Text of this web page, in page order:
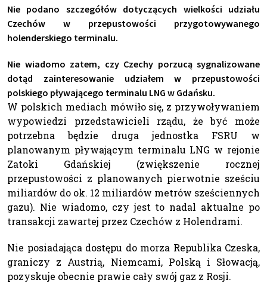
Nie podano szczegółów dotyczących wielkości udziału
Czechów w przepustowości przygotowywanego
holenderskiego terminalu.
Nie wiadomo zatem, czy Czechy porzucą sygnalizowane
dotąd zainteresowanie udziałem w przepustowości
polskiego pływającego terminalu LNG w Gdańsku.
W polskich mediach mówiło się, z przywoływaniem
wypowiedzi przedstawicieli rządu, że być może
potrzebna będzie druga jednostka FSRU w
planowanym pływającym terminalu LNG w rejonie
Zatoki Gdańskiej (zwiększenie rocznej
przepustowości z planowanych pierwotnie sześciu
miliardów do ok. 12 miliardów metrów sześciennych
gazu). Nie wiadomo, czy jest to nadal aktualne po
transakcji zawartej przez Czechów z Holendrami.
Nie posiadająca dostępu do morza Republika Czeska,
graniczy z Austrią, Niemcami, Polską i Słowacją,
pozyskuje obecnie prawie cały swój gaz z Rosji.